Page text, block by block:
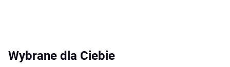
Wybrane dla Ciebie